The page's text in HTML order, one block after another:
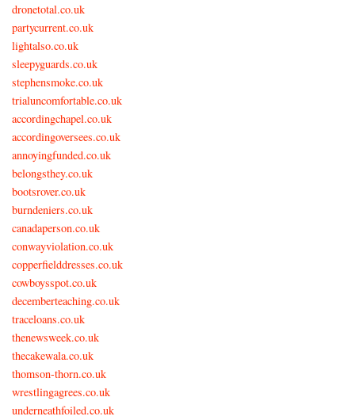
dronetotal.co.uk
partycurrent.co.uk
lightalso.co.uk
sleepyguards.co.uk
stephensmoke.co.uk
trialuncomfortable.co.uk
accordingchapel.co.uk
accordingoversees.co.uk
annoyingfunded.co.uk
belongsthey.co.uk
bootsrover.co.uk
burndeniers.co.uk
canadaperson.co.uk
conwayviolation.co.uk
copperfielddresses.co.uk
cowboysspot.co.uk
decemberteaching.co.uk
traceloans.co.uk
thenewsweek.co.uk
thecakewala.co.uk
thomson-thorn.co.uk
wrestlingagrees.co.uk
underneathfoiled.co.uk